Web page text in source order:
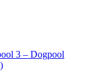
3 – Dogpool